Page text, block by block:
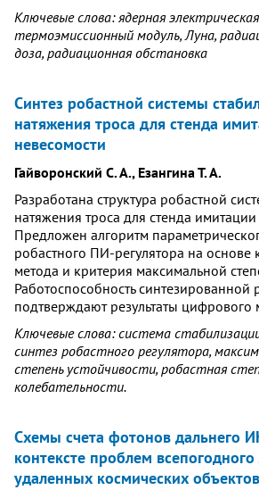
Ключевые слова: ядерная
термоэмиссионный модуль, Луна,
доза, радиационная обстановка
Синтез робастной системы
натяжения троса для стенда
невесомости
Гайворонский С. А., Езангина Т. А.
Разработана структура робастной
натяжения троса для стенда
Предложен алгоритм
робастного ПИ-регулятора на основе
метода и критерия максимальной
Работоспособность синтезированной
подтверждают результаты
Ключевые слова: система
синтез робастного регулятора,
степень устойчивости, робастная
колебательности.
Схемы счета фотонов дальнего
контексте проблем
удаленных космических объектов